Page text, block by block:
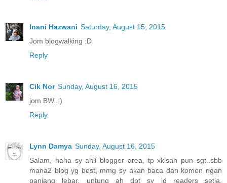
Inani Hazwani Saturday, August 15, 2015
Jom blogwalking :D
Reply
Cik Nor Sunday, August 16, 2015
jom BW..:)
Reply
Lynn Damya Sunday, August 16, 2015
Salam, haha sy ahli blogger area, tp xkisah pun sgt..sbb
mana2 blog yg best, mmg sy akan baca dan komen ngan
panjang lebar, untung ah dpt sy jd readers setia,